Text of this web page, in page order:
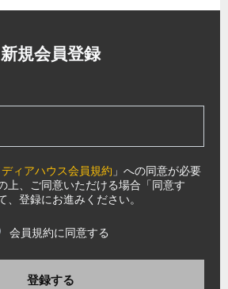
新規会員登録
ィアハウス会員規約 」への同意が必要
上、ご同意いただける場合「同意す
、登録にお進みください。
会員規約に同意する
登録する